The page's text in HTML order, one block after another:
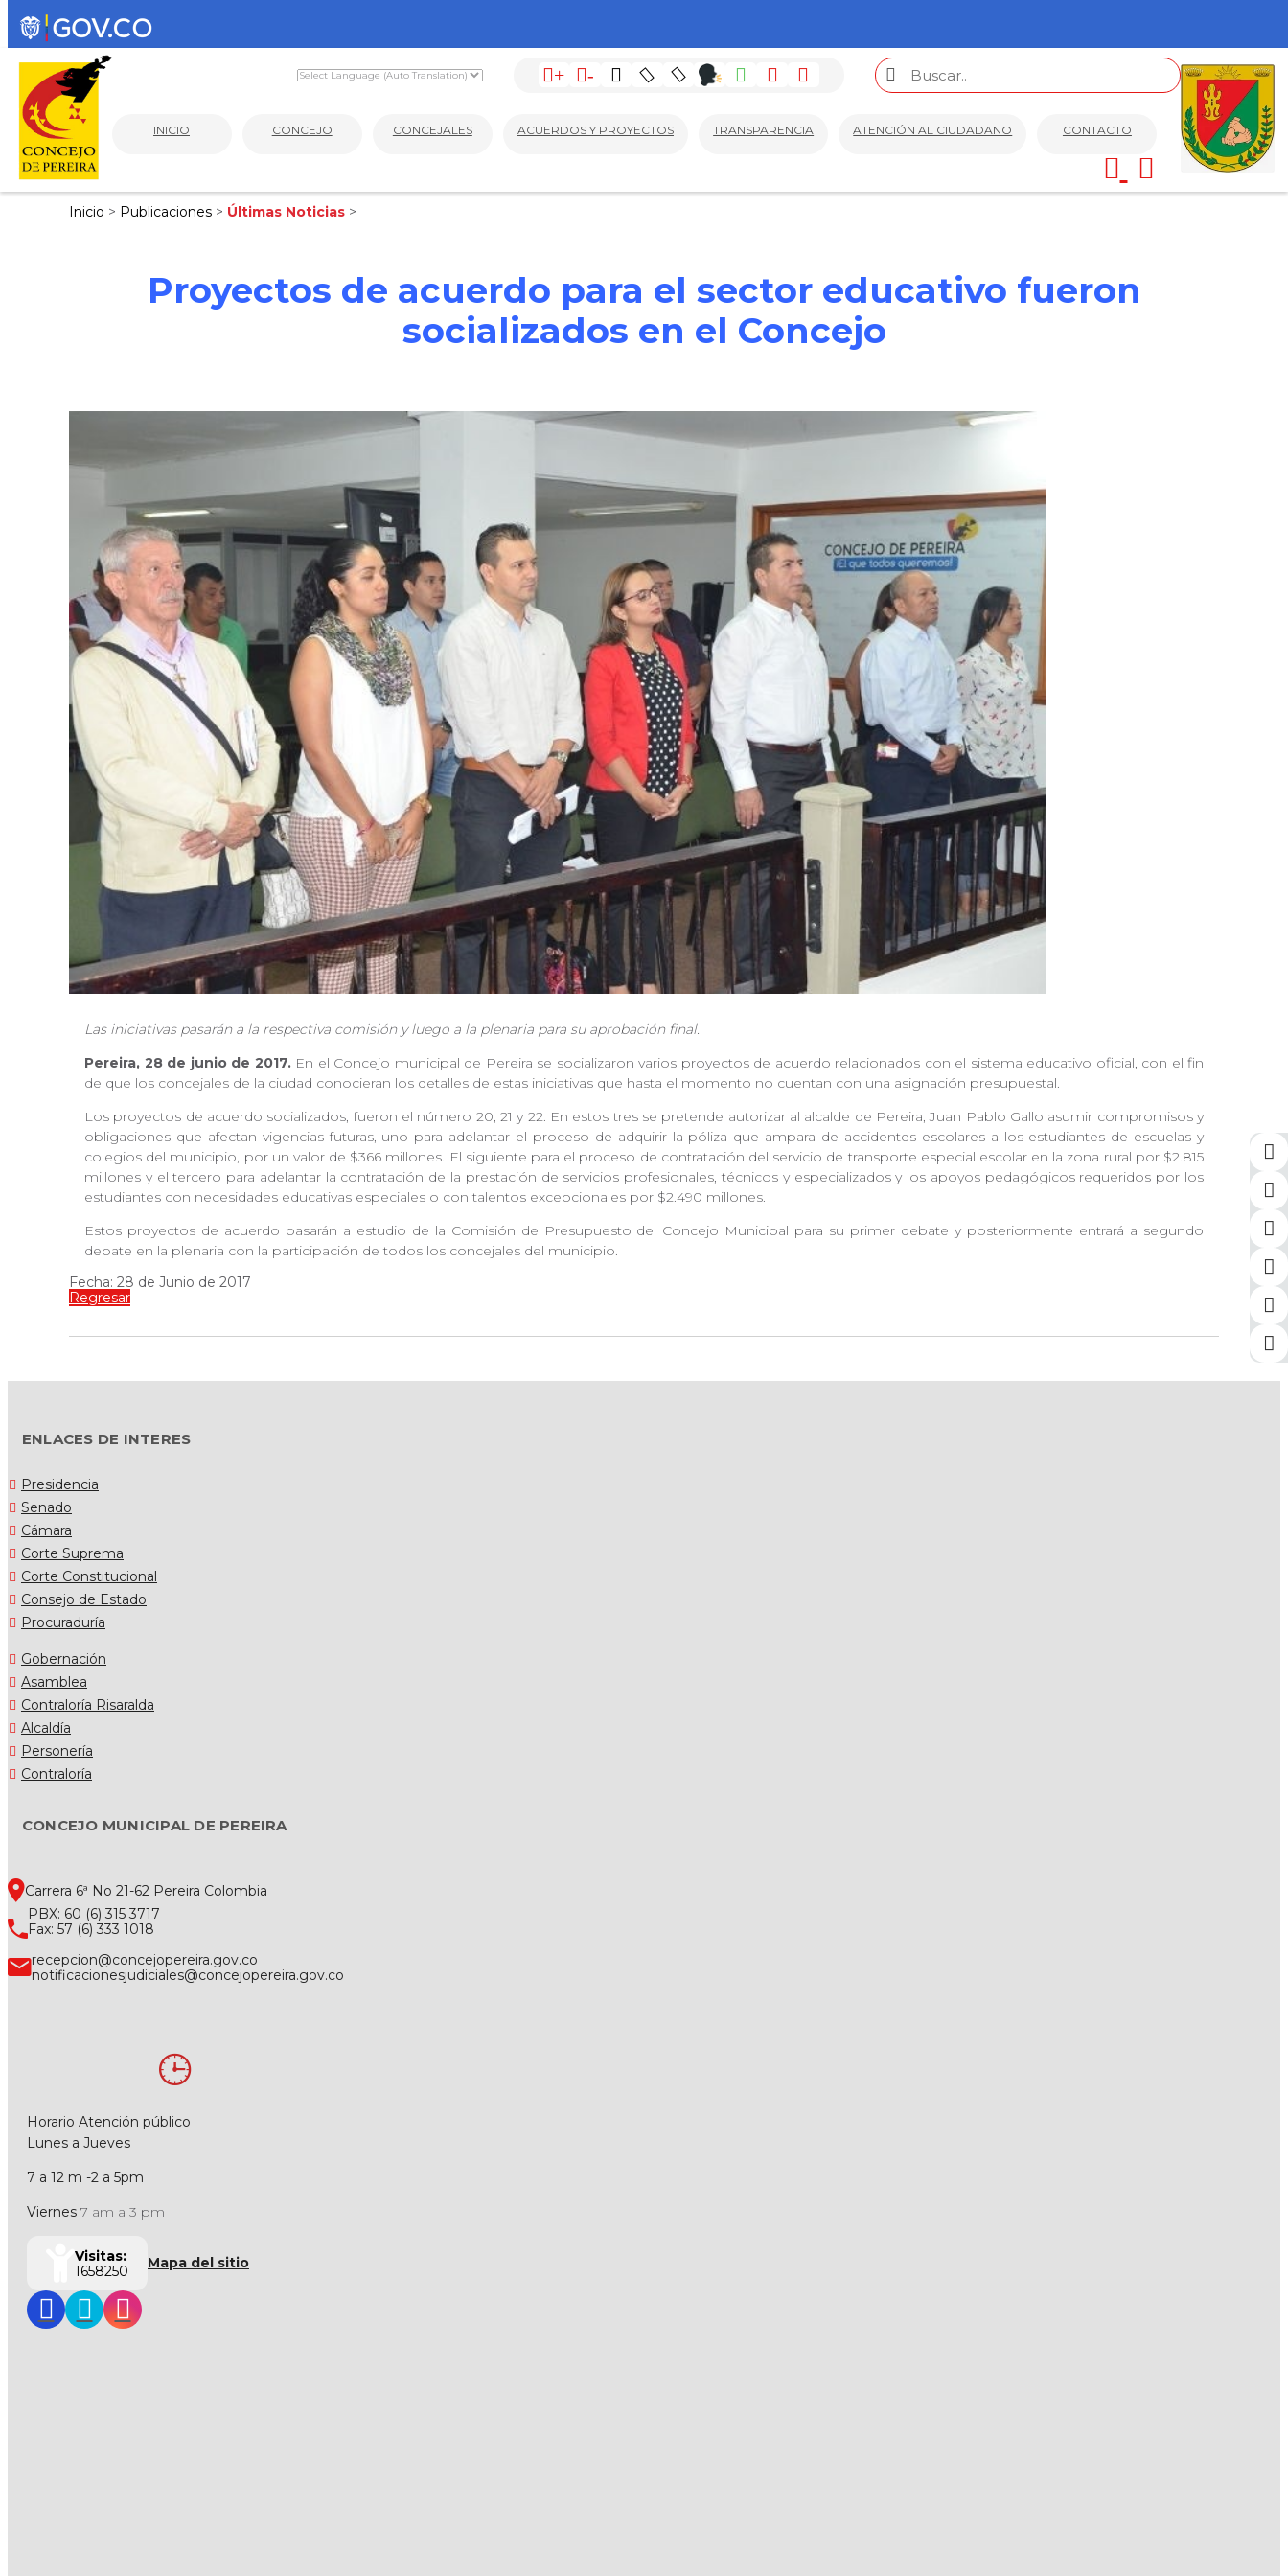
+ -
INICIO CONCEJO CONCEJALES ACUERDOS Y PROYECTOS TRANSPARENCIA ATENCIÓN AL CIUDADANO CONTACTO
Inicio > Publicaciones > Últimas Noticias >
Proyectos de acuerdo para el sector educativo fueron
socializados en el Concejo
Las iniciativas pasarán a la respectiva comisión y luego a la plenaria para su aprobación final.
Pereira, 28 de junio de 2017. En el Concejo municipal de Pereira se socializaron varios proyectos de acuerdo relacionados con el sistema educativo oficial, con el fin
de que los concejales de la ciudad conocieran los detalles de estas iniciativas que hasta el momento no cuentan con una asignación presupuestal.
Los proyectos de acuerdo socializados, fueron el número 20, 21 y 22. En estos tres se pretende autorizar al alcalde de Pereira, Juan Pablo Gallo asumir compromisos y
obligaciones que afectan vigencias futuras, uno para adelantar el proceso de adquirir la póliza que ampara de accidentes escolares a los estudiantes de escuelas y
colegios del municipio, por un valor de $366 millones. El siguiente para el proceso de contratación del servicio de transporte especial escolar en la zona rural por $2.815
millones y el tercero para adelantar la contratación de la prestación de servicios profesionales, técnicos y especializados y los apoyos pedagógicos requeridos por los
estudiantes con necesidades educativas especiales o con talentos excepcionales por $2.490 millones.
Estos proyectos de acuerdo pasarán a estudio de la Comisión de Presupuesto del Concejo Municipal para su primer debate y posteriormente entrará a segundo
debate en la plenaria con la participación de todos los concejales del municipio.
Fecha: 28 de Junio de 2017
Regresar
ENLACES DE INTERES
Presidencia
Senado
Cámara
Corte Suprema
Corte Constitucional
Consejo de Estado
Procuraduría
Gobernación
Asamblea
Contraloría Risaralda
Alcaldía
Personería
Contraloría
CONCEJO MUNICIPAL DE PEREIRA
Carrera 6ª No 21-62 Pereira Colombia
PBX: 60 (6) 315 3717
Fax: 57 (6) 333 1018
recepcion@concejopereira.gov.co
notificacionesjudiciales@concejopereira.gov.co
Horario Atención público
Lunes a Jueves
7 a 12 m -2 a 5pm
Viernes 7 am a 3 pm
Visitas:
1658250
Mapa del sitio